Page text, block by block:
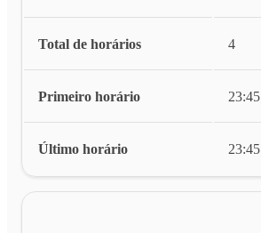
Total de horários 4
Primeiro horário 23:45
Último horário 23:45